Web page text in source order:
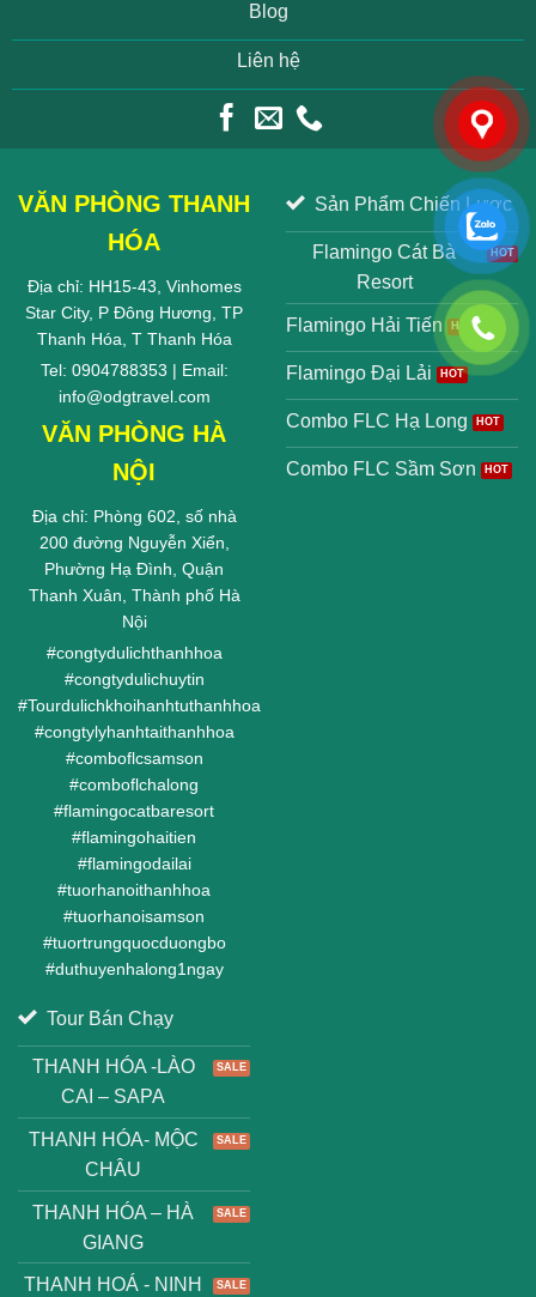
Blog
Liên hệ
VĂN PHÒNG THANH
HÓA
Địa chỉ: HH15-43, Vinhomes
Star City, P Đông Hương, TP
Thanh Hóa, T Thanh Hóa
Tel: 0904788353 | Email:
info@odgtravel.com
VĂN PHÒNG HÀ
NỘI
Địa chỉ: Phòng 602, số nhà
200 đường Nguyễn Xiển,
Phường Hạ Đình, Quận
Thanh Xuân, Thành phố Hà
Nội
#congtydulichthanhhoa
#congtydulichuytin
#Tourdulichkhoihanhtuthanhhoa
#congtylyhanhtaithanhhoa
#comboflcsamson
#comboflchalong
#flamingocatbaresort
#flamingohaitien
#flamingodailai
#tuorhanoithanhhoa
#tuorhanoisamson
#tuortrungquocduongbo
#duthuyenhalong1ngay
Sản Phẩm Chiến Lược
Flamingo Cát Bà
Resort
Flamingo Hải Tiến
Flamingo Đại Lải
Combo FLC Hạ Long
Combo FLC Sầm Sơn
Tour Bán Chạy
THANH HÓA -LÀO
CAI – SAPA
THANH HÓA- MỘC
CHÂU
THANH HÓA – HÀ
GIANG
THANH HOÁ - NINH